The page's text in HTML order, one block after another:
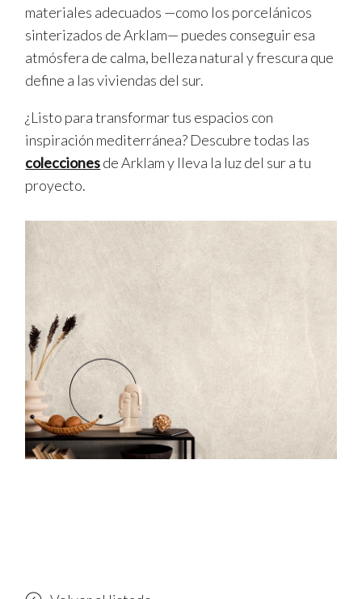
materiales adecuados —como los porcelánicos
sinterizados de Arklam— puedes conseguir esa
atmósfera de calma, belleza natural y frescura que
define a las viviendas del sur.
¿Listo para transformar tus espacios con
inspiración mediterránea? Descubre todas las
coleccionesde Arklam y lleva la luz del sur a tu
proyecto.